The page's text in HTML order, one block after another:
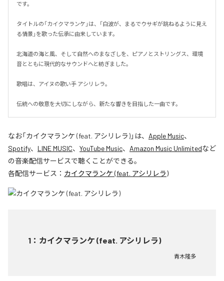
です。
タイトルの「カイクマランケ」は、「白波が、まるでウサギが跳ねるように見え
る情景」を歌った伝承に由来しています。
北海道の海と風、そして自然へのまなざしを、ピアノとストリングス、環境
音とともに現代的なサウンドへと紡ぎました。
歌唱は、アイヌの歌い手 アシリレラ。
伝統への敬意を大切にしながら、新たな響きを目指した一曲です。
なお「カイクマランケ (feat. アシリレラ)」は、 Apple Music、
Spotify、 LINE MUSIC、 YouTube Music、 Amazon Music Unlimitedなど
の音楽配信サービスで聴くことができる。
各配信サービス： カイクマランケ (feat. アシリレラ)
1 ： カイクマランケ (feat. アシリレラ)
青木隆多